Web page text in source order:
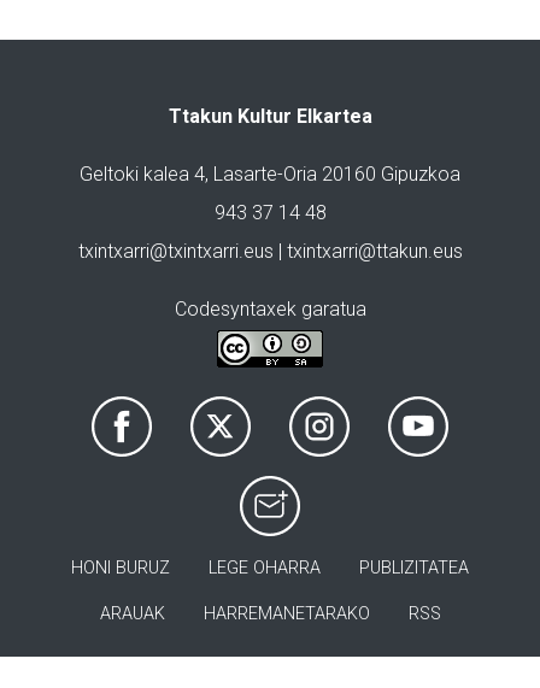
Ttakun Kultur Elkartea
Geltoki kalea 4, Lasarte-Oria 20160 Gipuzkoa
943 37 14 48
txintxarri@txintxarri.eus | txintxarri@ttakun.eus
Codesyntaxek garatua
HONI BURUZ LEGE OHARRA PUBLIZITATEA
ARAUAK HARREMANETARAKO RSS